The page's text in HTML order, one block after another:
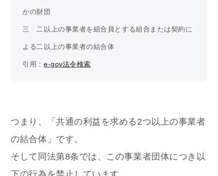
かの財団
三　二以上の事業者を組合員とする組合または契約に
よる二以上の事業者の結合体
引用：e-gov法令検索
つまり、「共通の利益を求める2つ以上の事業者
の結合体」です。
そして同法第8条では、この事業者団体につき以
下の行為を禁止しています。